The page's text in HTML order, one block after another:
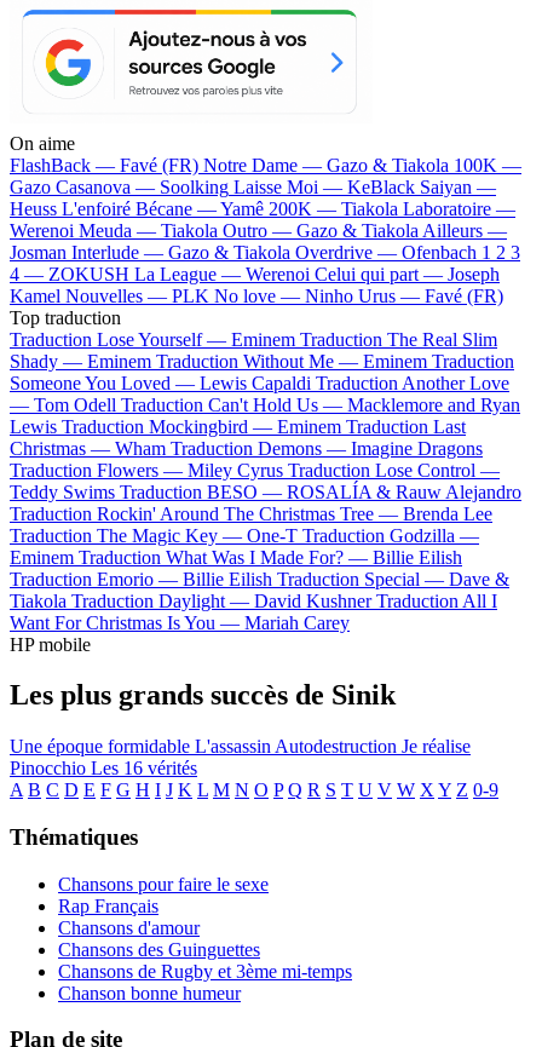
On aime
FlashBack — Favé (FR) Notre Dame — Gazo & Tiakola 100K —
Gazo Casanova — Soolking Laisse Moi — KeBlack Saiyan —
Heuss L'enfoiré Bécane —Yamê 200K — Tiakola Laboratoire —
Werenoi Meuda — Tiakola Outro — Gazo & Tiakola Ailleurs —
Josman Interlude — Gazo & Tiakola Overdrive — Ofenbach 1 2 3
4 — ZOKUSH La League — Werenoi Celui qui part — Joseph
Kamel Nouvelles — PLK No love — Ninho Urus — Favé (FR)
Top traduction
Traduction Lose Yourself — Eminem Traduction The Real Slim
Shady — Eminem Traduction Without Me — Eminem Traduction
Someone You Loved — Lewis Capaldi Traduction Another Love
— Tom Odell Traduction Can't Hold Us — Macklemore and Ryan
Lewis Traduction Mockingbird — Eminem Traduction Last
Christmas — Wham Traduction Demons — Imagine Dragons
Traduction Flowers — Miley Cyrus Traduction Lose Control —
Teddy Swims Traduction BESO — ROSALÍA & Rauw Alejandro
Traduction Rockin' Around The Christmas Tree — Brenda Lee
Traduction The Magic Key — One-T Traduction Godzilla —
Eminem Traduction What Was I Made For? — Billie Eilish
Traduction Emorio — Billie Eilish Traduction Special — Dave &
Tiakola Traduction Daylight — David Kushner Traduction All I
Want For Christmas Is You — Mariah Carey
HP mobile
Les plus grands succès de Sinik
Une époque formidable L'assassin Autodestruction Je réalise
Pinocchio Les 16 vérités
A B C D E F G H I J K L M N O P Q R S T U V W X Y Z 0-9
Thématiques
Chansons pour faire le sexe
Rap Français
Chansons d'amour
Chansons des Guinguettes
Chansons de Rugby et 3ème mi-temps
Chanson bonne humeur
Plan de site